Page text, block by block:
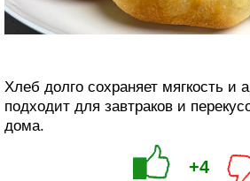
Хлеб долго сохраняет мягкость и
подходит для завтраков и
дома.
+4